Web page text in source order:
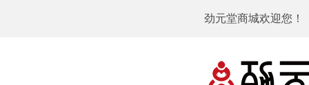
劲元堂商城欢迎您！